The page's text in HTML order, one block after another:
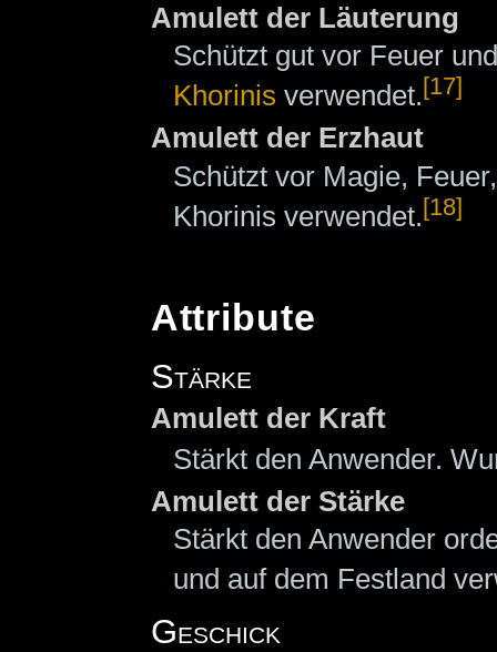
Amulett der Läuterung
Schützt gut vor Feuer
Khorinis verwendet. [17]
Amulett der Erzhaut
Schützt vor Magie,
Khorinis verwendet.[18]
Attribute
Stärke
Amulett der Kraft
Stärkt den Anwender.
Amulett der Stärke
Stärkt den Anwender
und auf dem Festland
Geschick